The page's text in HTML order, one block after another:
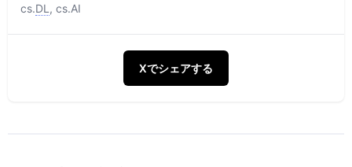
cs.DL , cs.AI
Xでシェアする